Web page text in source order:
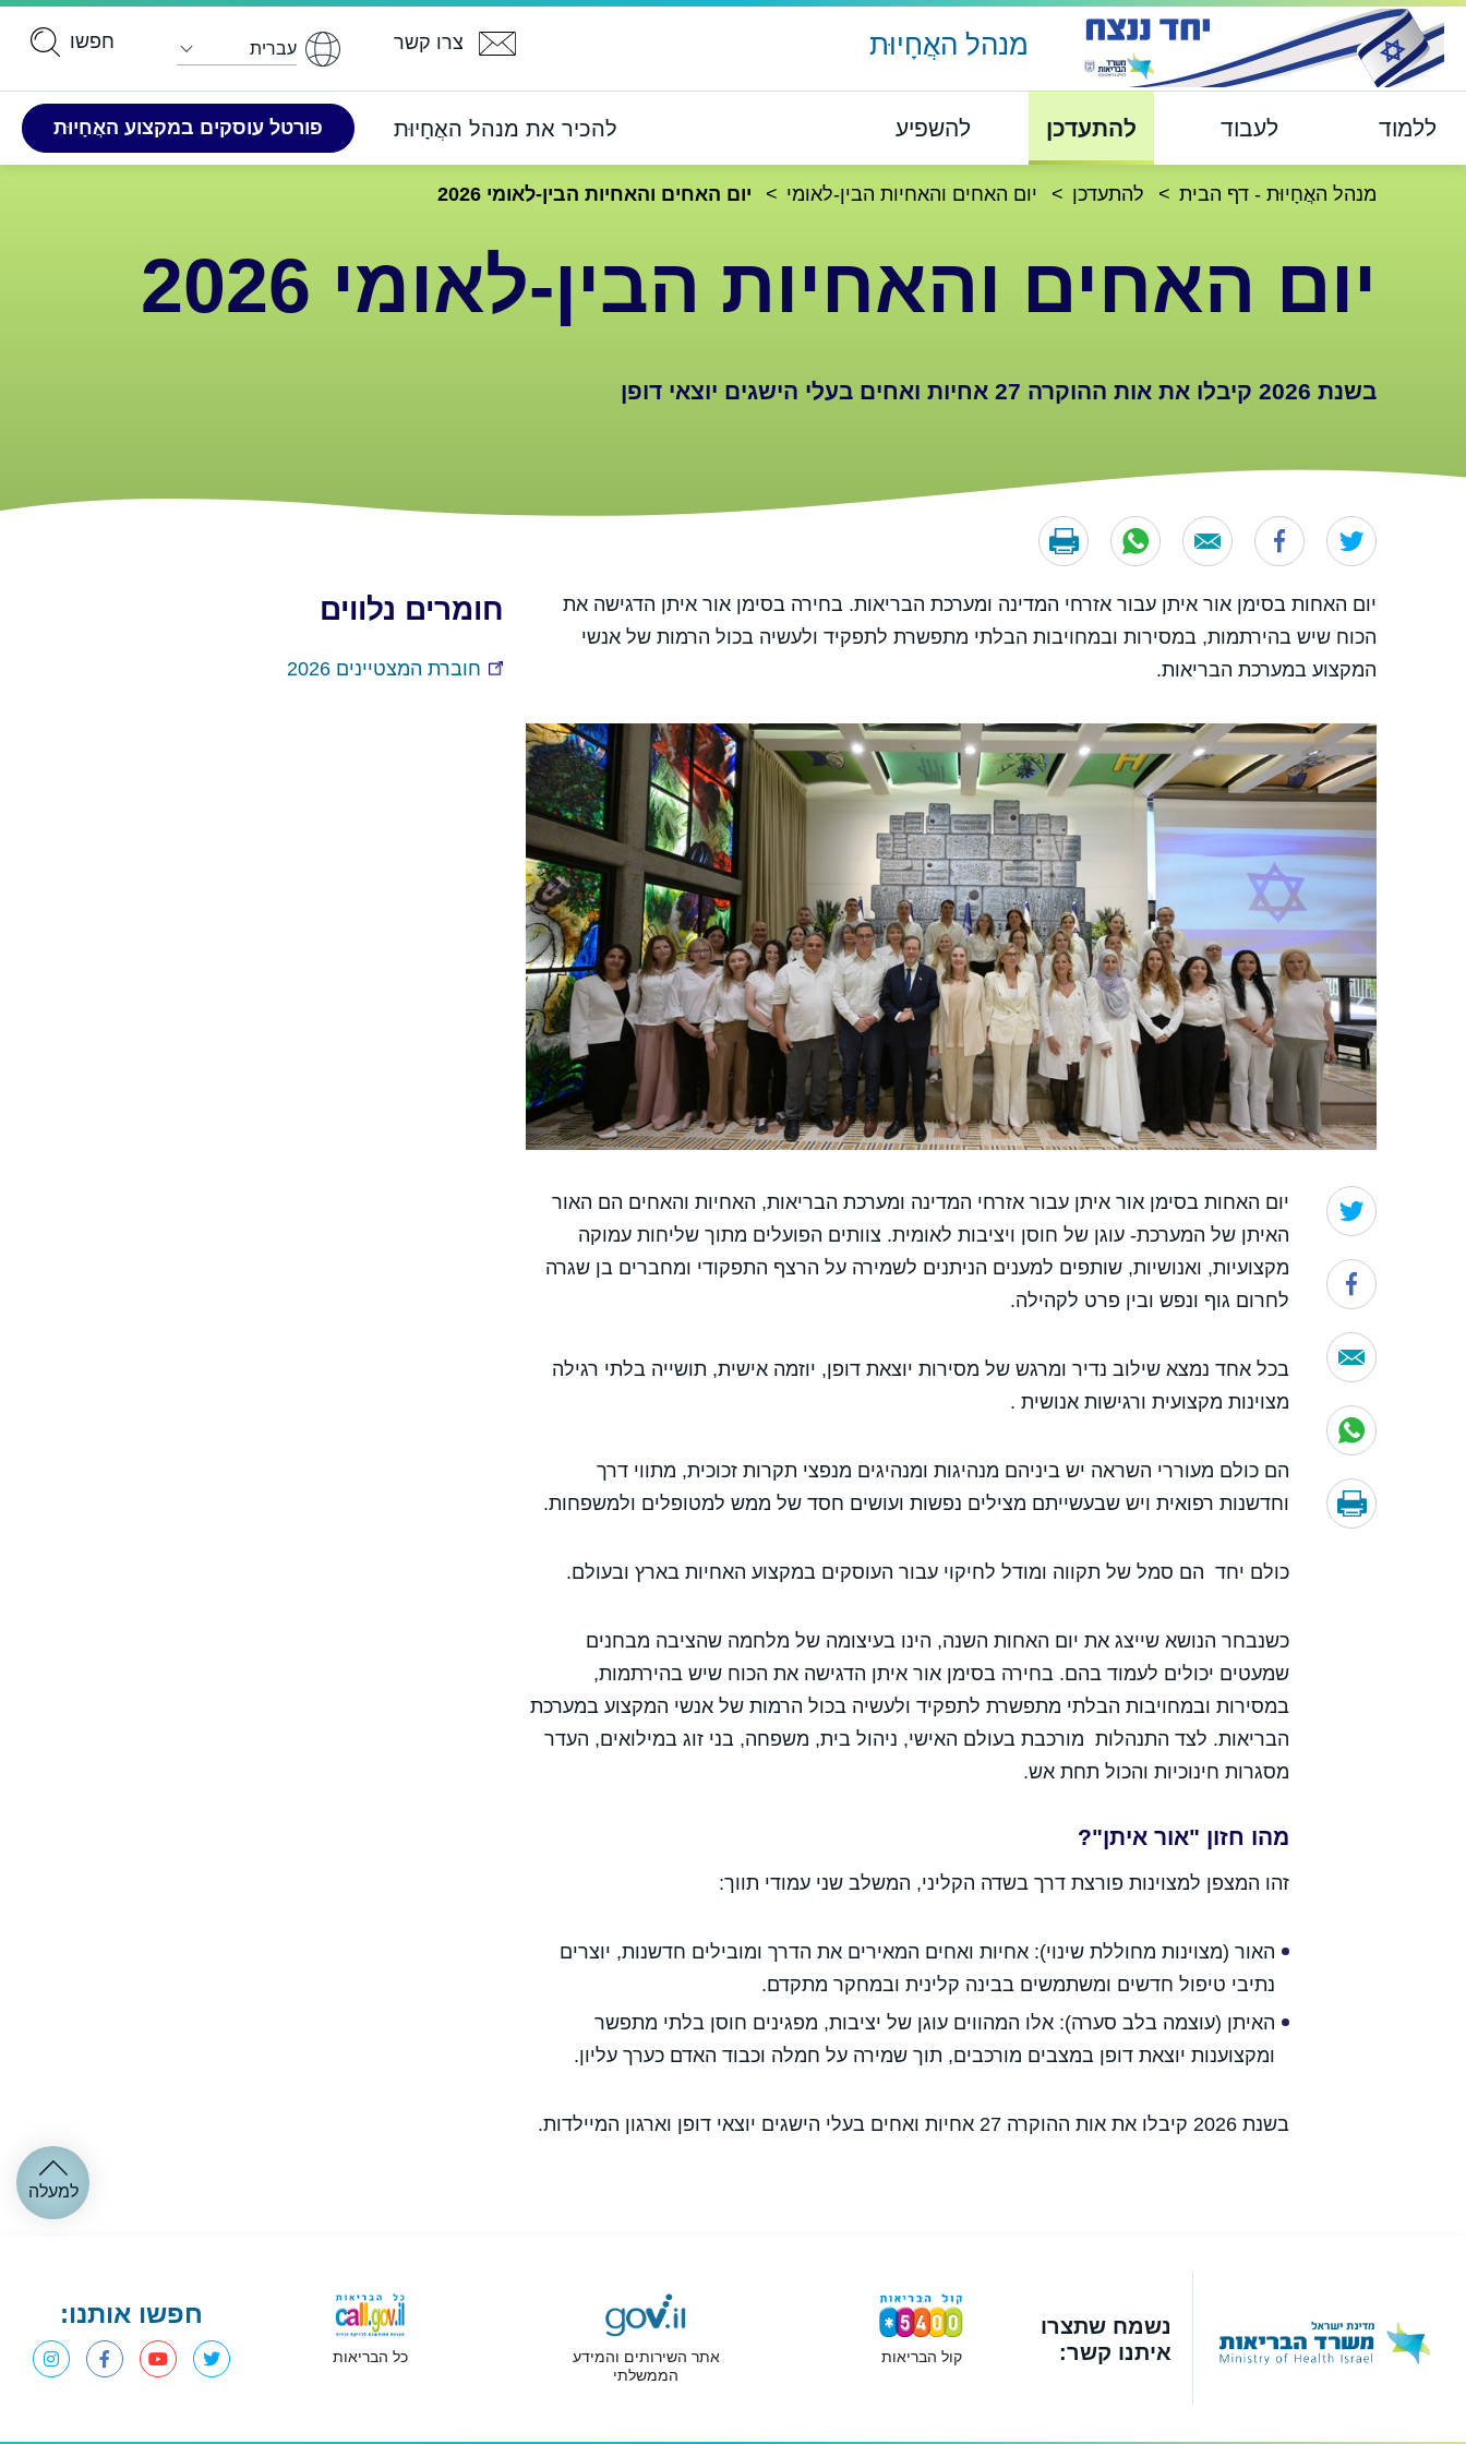
מנהל האֲחָיוּת עברית
ללמוד לעבוד להתעדכן להשפיע להכיר את מנהל האֲחָיוּת פורטל ​​עוסקים במקצוע האֲחָיוּת
מנהל האֲחָיוּת - דף הבית להתעדכן יום האחים והאחיות הבין-לאומי יום האחים והאחיות הבין-לאומי 2026
יום האחים והאחיות הבין-לאומי 2026
בשנת 2026 קיבלו את אות ההוקרה 27 אחיות ואחים בעלי הישגים יוצאי דופן
יום האחות בסימן אור איתן עבור אזרחי המדינה ומערכת הבריאות. בחירה בסימן אור איתן הדגישה את
הכוח שיש בהירתמות, במסירות ובמחויבות הבלתי מתפשרת לתפקיד ולעשיה בכול הרמות של אנשי
המקצוע במערכת הבריאות.
יום האחות בסימן אור איתן עבור אזרחי המדינה ומערכת הבריאות, האחיות והאחים הם האור
האיתן של המערכת- עוגן של חוסן ויציבות לאומית. צוותים הפועלים מתוך שליחות עמוקה
מקצועיות, ואנושיות, שותפים למענים הניתנים לשמירה על הרצף התפקודי ומחברים בן שגרה
לחרום גוף ונפש ובין פרט לקהילה.
בכל אחד נמצא שילוב נדיר ומרגש של מסירות יוצאת דופן, יוזמה אישית, תושייה בלתי רגילה
מצוינות מקצועית ורגישות אנושית .
הם כולם מעוררי השראה יש ביניהם מנהיגות ומנהיגים מנפצי תקרות זכוכית, מתווי דרך
וחדשנות רפואית ויש שבעשייתם מצילים נפשות ועושים חסד של ממש למטופלים ולמשפחות.
כולם יחד הם סמל של תקווה ומודל לחיקוי עבור העוסקים במקצוע האחיות בארץ ובעולם.
כשנבחר הנושא שייצג את יום האחות השנה, הינו בעיצומה של מלחמה שהציבה מבחנים
שמעטים יכולים לעמוד בהם. בחירה בסימן אור איתן הדגישה את הכוח שיש בהירתמות,
במסירות ובמחויבות הבלתי מתפשרת לתפקיד ולעשיה בכול הרמות של אנשי המקצוע במערכת
הבריאות. לצד התנהלות מורכבת בעולם האישי, ניהול בית, משפחה, בני זוג במילואים, העדר
מסגרות חינוכיות והכול תחת אש.
מהו חזון "אור איתן"?
זהו המצפן למצוינות פורצת דרך בשדה הקליני, המשלב שני עמודי תווך:
האור (מצוינות מחוללת שינוי): אחיות ואחים המאירים את הדרך ומובילים חדשנות, יוצרים
נתיבי טיפול חדשים ומשתמשים בבינה קלינית ובמחקר מתקדם.
האיתן (עוצמה בלב סערה): אלו המהווים עוגן של יציבות, מפגינים חוסן בלתי מתפשר
ומקצוענות יוצאת דופן במצבים מורכבים, תוך שמירה על חמלה וכבוד האדם כערך עליון.
בשנת 2026 קיבלו את אות ההוקרה 27 אחיות ואחים בעלי הישגים יוצאי דופן וארגון המיילדות.
חומרים נלווים
חוברת המצטיינים 2026
נשמח שתצרו
איתנו קשר:
קול הבריאות
אתר השירותים והמידע
הממשלתי
כל הבריאות
חפשו אותנו:
למעלה